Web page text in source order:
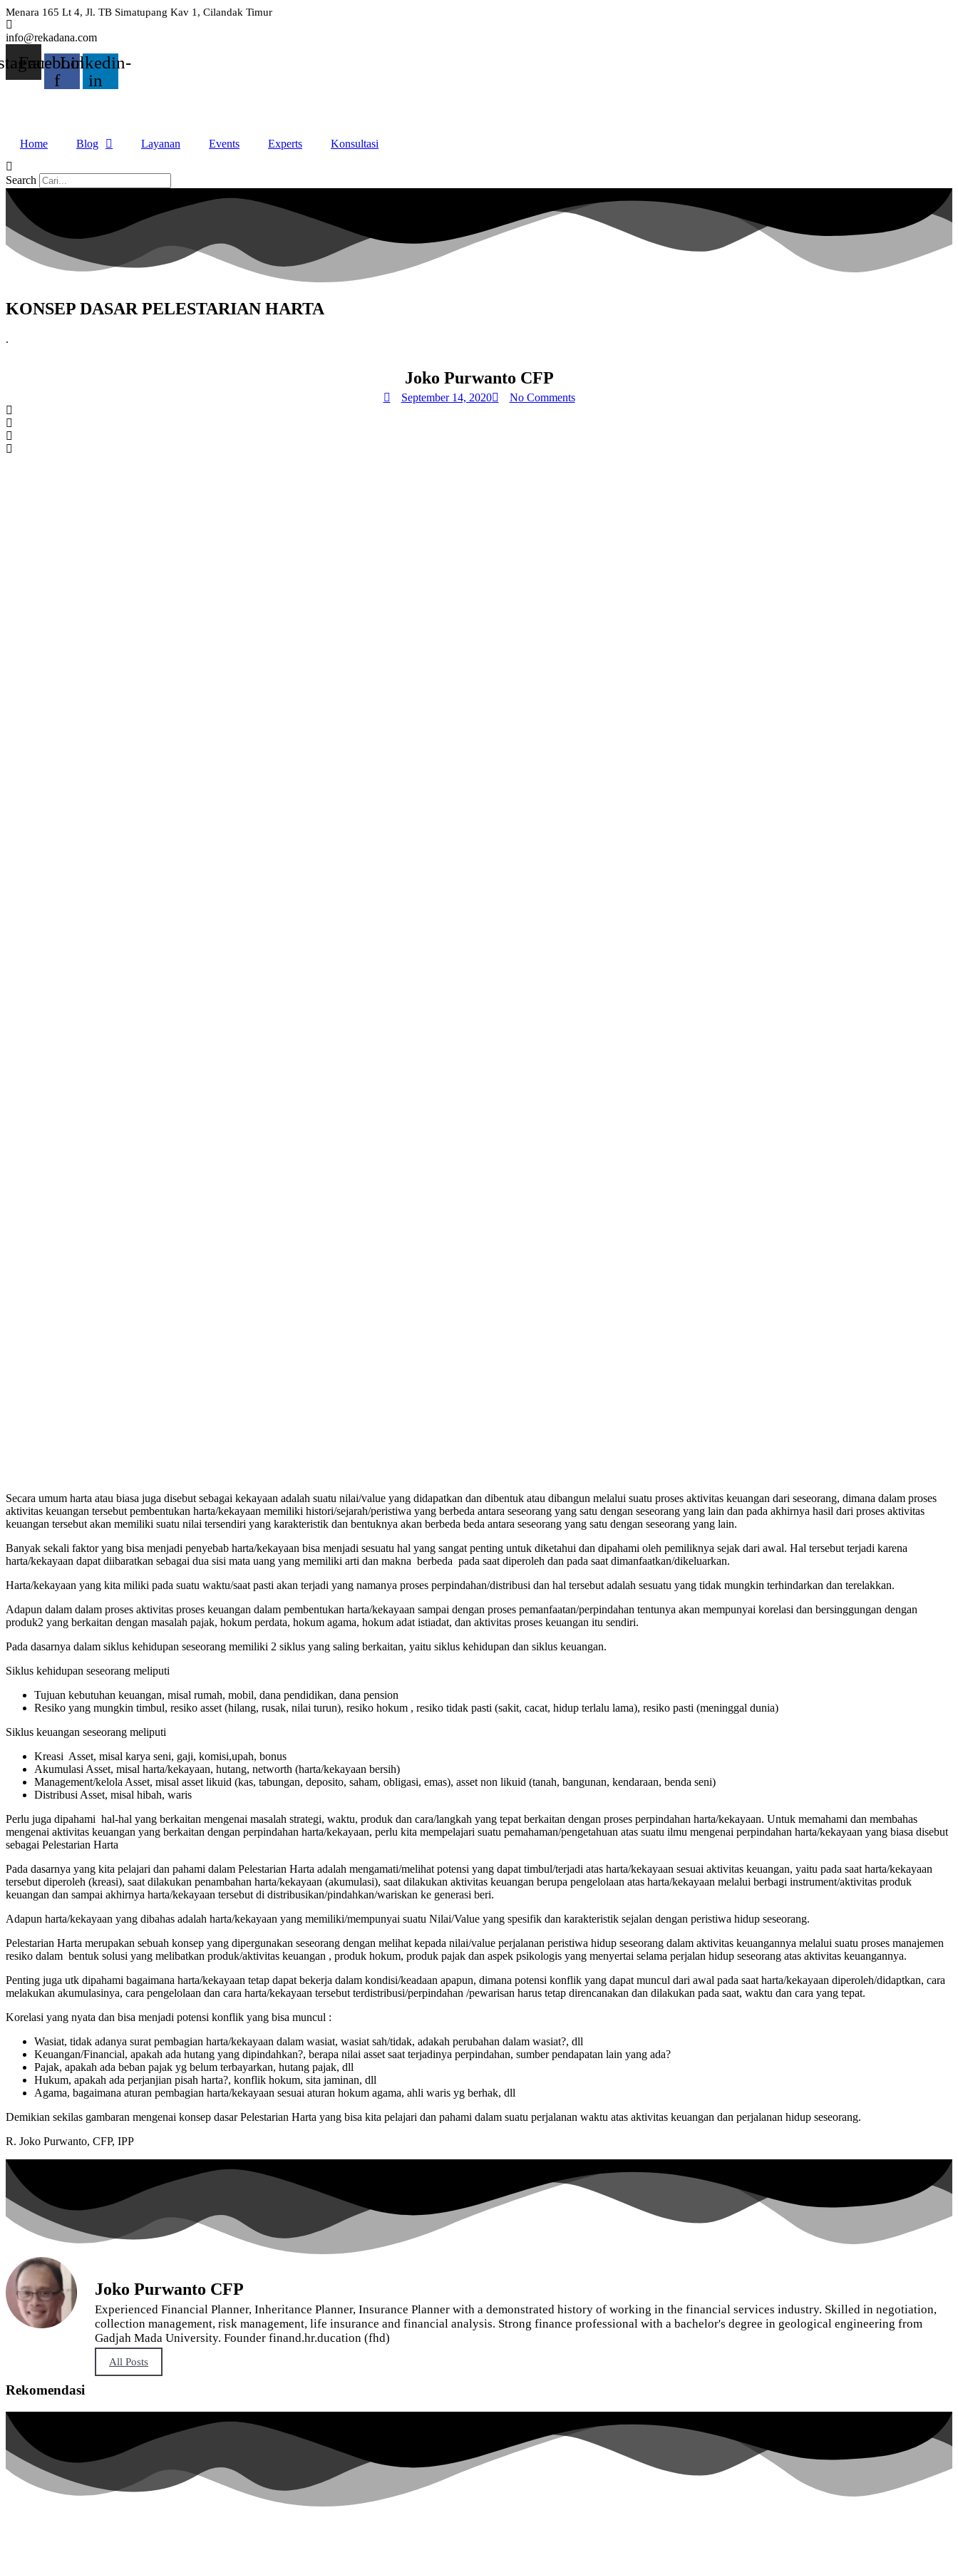
Skip
to
content
Menara 165 Lt 4, Jl. TB Simatupang Kav 1, Cilandak Timur
info@rekadana.com
Facebook-
f
Linkedin-
in
Home Blog Layanan Events Experts Konsultasi
Search
KONSEP DASAR PELESTARIAN HARTA
.
Joko Purwanto CFP
September 14, 2020 No Comments
Secara umum harta atau biasa juga disebut sebagai kekayaan adalah suatu nilai/value yang didapatkan dan dibentuk atau dibangun melalui suatu proses aktivitas keuangan dari seseorang, dimana dalam proses
aktivitas keuangan tersebut pembentukan harta/kekayaan memiliki histori/sejarah/peristiwa yang berbeda antara seseorang yang satu dengan seseorang yang lain dan pada akhirnya hasil dari proses aktivitas
keuangan tersebut akan memiliki suatu nilai tersendiri yang karakteristik dan bentuknya akan berbeda beda antara seseorang yang satu dengan seseorang yang lain.
Banyak sekali faktor yang bisa menjadi penyebab harta/kekayaan bisa menjadi sesuatu hal yang sangat penting untuk diketahui dan dipahami oleh pemiliknya sejak dari awal. Hal tersebut terjadi karena
harta/kekayaan dapat diibaratkan sebagai dua sisi mata uang yang memiliki arti dan makna berbeda pada saat diperoleh dan pada saat dimanfaatkan/dikeluarkan.
Harta/kekayaan yang kita miliki pada suatu waktu/saat pasti akan terjadi yang namanya proses perpindahan/distribusi dan hal tersebut adalah sesuatu yang tidak mungkin terhindarkan dan terelakkan.
Adapun dalam dalam proses aktivitas proses keuangan dalam pembentukan harta/kekayaan sampai dengan proses pemanfaatan/perpindahan tentunya akan mempunyai korelasi dan bersinggungan dengan
produk2 yang berkaitan dengan masalah pajak, hokum perdata, hokum agama, hokum adat istiadat, dan aktivitas proses keuangan itu sendiri.
Pada dasarnya dalam siklus kehidupan seseorang memiliki 2 siklus yang saling berkaitan, yaitu siklus kehidupan dan siklus keuangan.
Siklus kehidupan seseorang meliputi
Tujuan kebutuhan keuangan, misal rumah, mobil, dana pendidikan, dana pension
Resiko yang mungkin timbul, resiko asset (hilang, rusak, nilai turun), resiko hokum , resiko tidak pasti (sakit, cacat, hidup terlalu lama), resiko pasti (meninggal dunia)
Siklus keuangan seseorang meliputi
Kreasi Asset, misal karya seni, gaji, komisi,upah, bonus
Akumulasi Asset, misal harta/kekayaan, hutang, networth (harta/kekayaan bersih)
Management/kelola Asset, misal asset likuid (kas, tabungan, deposito, saham, obligasi, emas), asset non likuid (tanah, bangunan, kendaraan, benda seni)
Distribusi Asset, misal hibah, waris
Perlu juga dipahami hal-hal yang berkaitan mengenai masalah strategi, waktu, produk dan cara/langkah yang tepat berkaitan dengan proses perpindahan harta/kekayaan. Untuk memahami dan membahas
mengenai aktivitas keuangan yang berkaitan dengan perpindahan harta/kekayaan, perlu kita mempelajari suatu pemahaman/pengetahuan atas suatu ilmu mengenai perpindahan harta/kekayaan yang biasa disebut
sebagai Pelestarian Harta
Pada dasarnya yang kita pelajari dan pahami dalam Pelestarian Harta adalah mengamati/melihat potensi yang dapat timbul/terjadi atas harta/kekayaan sesuai aktivitas keuangan, yaitu pada saat harta/kekayaan
tersebut diperoleh (kreasi), saat dilakukan penambahan harta/kekayaan (akumulasi), saat dilakukan aktivitas keuangan berupa pengelolaan atas harta/kekayaan melalui berbagi instrument/aktivitas produk
keuangan dan sampai akhirnya harta/kekayaan tersebut di distribusikan/pindahkan/wariskan ke generasi beri.
Adapun harta/kekayaan yang dibahas adalah harta/kekayaan yang memiliki/mempunyai suatu Nilai/Value yang spesifik dan karakteristik sejalan dengan peristiwa hidup seseorang.
Pelestarian Harta merupakan sebuah konsep yang dipergunakan seseorang dengan melihat kepada nilai/value perjalanan peristiwa hidup seseorang dalam aktivitas keuangannya melalui suatu proses manajemen
resiko dalam bentuk solusi yang melibatkan produk/aktivitas keuangan , produk hokum, produk pajak dan aspek psikologis yang menyertai selama perjalan hidup seseorang atas aktivitas keuangannya.
Penting juga utk dipahami bagaimana harta/kekayaan tetap dapat bekerja dalam kondisi/keadaan apapun, dimana potensi konflik yang dapat muncul dari awal pada saat harta/kekayaan diperoleh/didaptkan, cara
melakukan akumulasinya, cara pengelolaan dan cara harta/kekayaan tersebut terdistribusi/perpindahan /pewarisan harus tetap direncanakan dan dilakukan pada saat, waktu dan cara yang tepat.
Korelasi yang nyata dan bisa menjadi potensi konflik yang bisa muncul :
Wasiat, tidak adanya surat pembagian harta/kekayaan dalam wasiat, wasiat sah/tidak, adakah perubahan dalam wasiat?, dll
Keuangan/Financial, apakah ada hutang yang dipindahkan?, berapa nilai asset saat terjadinya perpindahan, sumber pendapatan lain yang ada?
Pajak, apakah ada beban pajak yg belum terbayarkan, hutang pajak, dll
Hukum, apakah ada perjanjian pisah harta?, konflik hokum, sita jaminan, dll
Agama, bagaimana aturan pembagian harta/kekayaan sesuai aturan hokum agama, ahli waris yg berhak, dll
Demikian sekilas gambaran mengenai konsep dasar Pelestarian Harta yang bisa kita pelajari dan pahami dalam suatu perjalanan waktu atas aktivitas keuangan dan perjalanan hidup seseorang.
R. Joko Purwanto, CFP, IPP
Joko Purwanto CFP
Experienced Financial Planner, Inheritance Planner, Insurance Planner with a demonstrated history of working in the financial services industry. Skilled in negotiation,
collection management, risk management, life insurance and financial analysis. Strong finance professional with a bachelor's degree in geological engineering from
Gadjah Mada University. Founder finand.hr.ducation (fhd)
All Posts
Rekomendasi